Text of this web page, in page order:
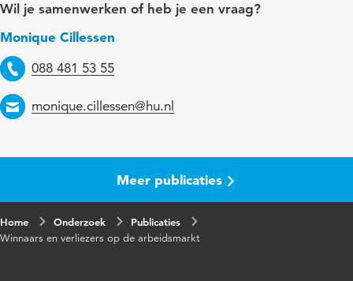
Wil je samenwerken of heb je een vraag?
Monique Cillessen
Telefoon
088 481 53 55
Email
monique.cillessen@hu.nl
Meer publicaties
Home Onderzoek
Publicaties
Winnaars en verliezers op de arbeidsmarkt